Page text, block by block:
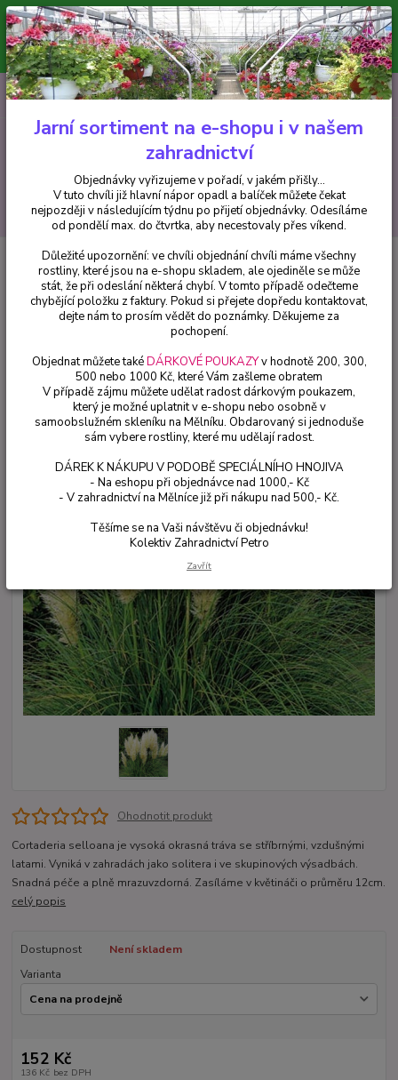
Minimální hodnota pro odeslání z e-shopu je 300 Kč.
V tuto chvíli již hlavní nápor objednávek opadl a balíček můžete čekat
nejpozději v následujícím týdnu po přijetí objednávky. Objednávky
vyřizujeme v pořadí, v jakém přišly...
CZK
Hledat
+420 602 223 614 0ks
za0 Kč
Okrasné trávy Cortaderia Selloana, stříbrná - cena na prodejně
Cortaderia Selloana, stříbrná -
cena na prodejně
Ohodnotit produkt
Cortaderia selloana je vysoká okrasná tráva se stříbrnými, vzdušnými
latami. Vyniká v zahradách jako solitera i ve skupinových výsadbách.
Snadná péče a plně mrazuvzdorná. Zasíláme v květináči o průměru 12cm.
celý popis
Dostupnost
Není skladem
Varianta
152 Kč
136 Kč bez DPH
Jarní sortiment na e-shopu i v našem
zahradnictví
Objednávky vyřizujeme v pořadí, v jakém přišly...
V tuto chvíli již hlavní nápor opadl a balíček můžete čekat
nejpozději v následujícím týdnu po přijetí objednávky. Odesíláme
od pondělí max. do čtvrtka, aby necestovaly přes víkend.
Důležité upozornění: ve chvíli objednání chvíli máme všechny
rostliny, které jsou na e-shopu skladem, ale ojediněle se může
stát, že při odeslání některá chybí. V tomto případě odečteme
chybějící položku z faktury. Pokud si přejete dopředu kontaktovat,
dejte nám to prosím vědět do poznámky. Děkujeme za
pochopení.
Objednat můžete takéDÁRKOVÉ POUKAZYv hodnotě 200, 300,
500 nebo 1000 Kč, které Vám zašleme obratem
V případě zájmu můžete udělat radost dárkovým poukazem,
který je možné uplatnit v e-shopu nebo osobně v
samoobslužném skleníku na Mělníku. Obdarovaný si jednoduše
sám vybere rostliny, které mu udělají radost.
DÁREK K NÁKUPU V PODOBĚ SPECIÁLNÍHO HNOJIVA
- Na eshopu při objednávce nad 1000,- Kč
- V zahradnictví na Mělníce již při nákupu nad 500,- Kč.
Těšíme se na Vaši návštěvu či objednávku!
Kolektiv Zahradnictví Petro
Zavřít